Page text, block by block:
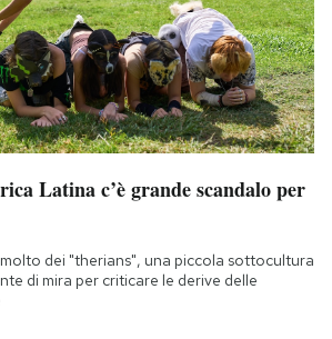
Latina c’è grande scandalo per
dei "therians", una piccola sottocultura
di mira per criticare le derive delle